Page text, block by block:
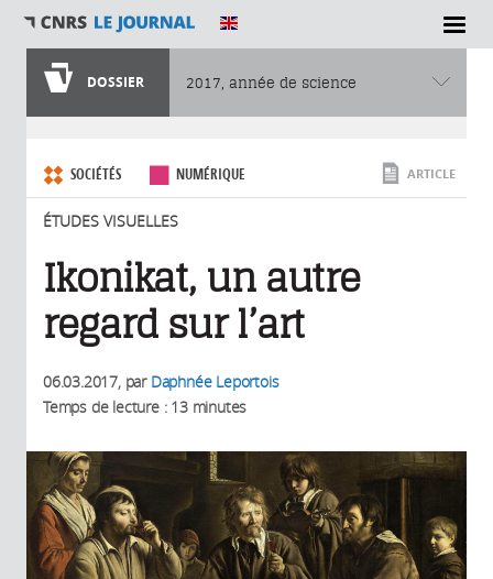
SECTIONS
DOSSIER 2017, année de science
SOCIÉTÉS NUMÉRIQUE
ÉTUDES VISUELLES
ARTICLE
Ikonikat, un autre
regard sur l’art
06.03.2017, par Daphnée Leportois
Temps de lecture : 13 minutes